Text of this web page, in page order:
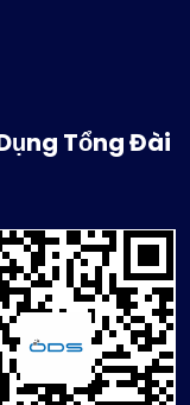
Tổng Đài